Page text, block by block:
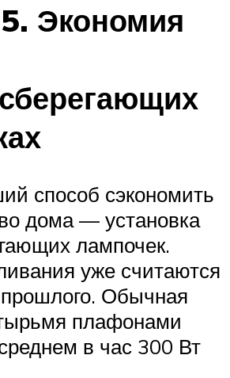
Экономия
способ сэкономить
дома — установка
лампочек.
уже считаются
Обычная
плафонами
в час 300 Вт